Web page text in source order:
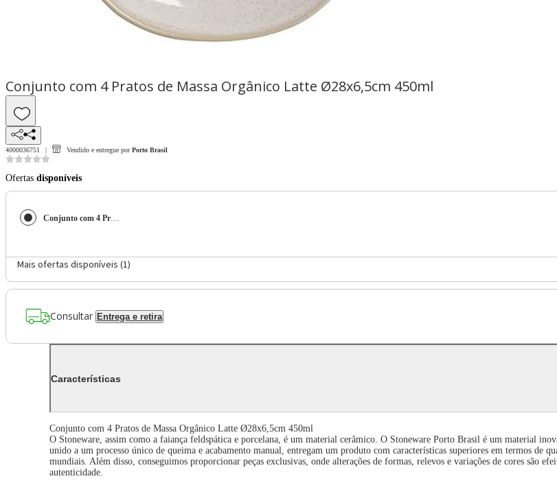
Conjunto com 4 Pratos de Massa Orgânico Latte Ø28x6,5cm 450ml
4000036751 Vendido e entregue por Porto Brasil
Ofertas disponíveis
Conjunto com 4 Pratos de Massa Orgânico Latte Ø28x6,5cm 450ml
Mais ofertas disponíveis (1)
Consultar Entrega e retira
Características
Conjunto com 4 Pratos de Massa Orgânico Latte Ø28x6,5cm 450ml
O Stoneware, assim como a faiança feldspática e porcelana, é um material cerâmico. O Stoneware Porto Brasil é um material
unido a um processo único de queima e acabamento manual, entregam um produto com características superiores em termos de
mundiais. Além disso, conseguimos proporcionar peças exclusivas, onde alterações de formas, relevos e variações de cores são
autenticidade.